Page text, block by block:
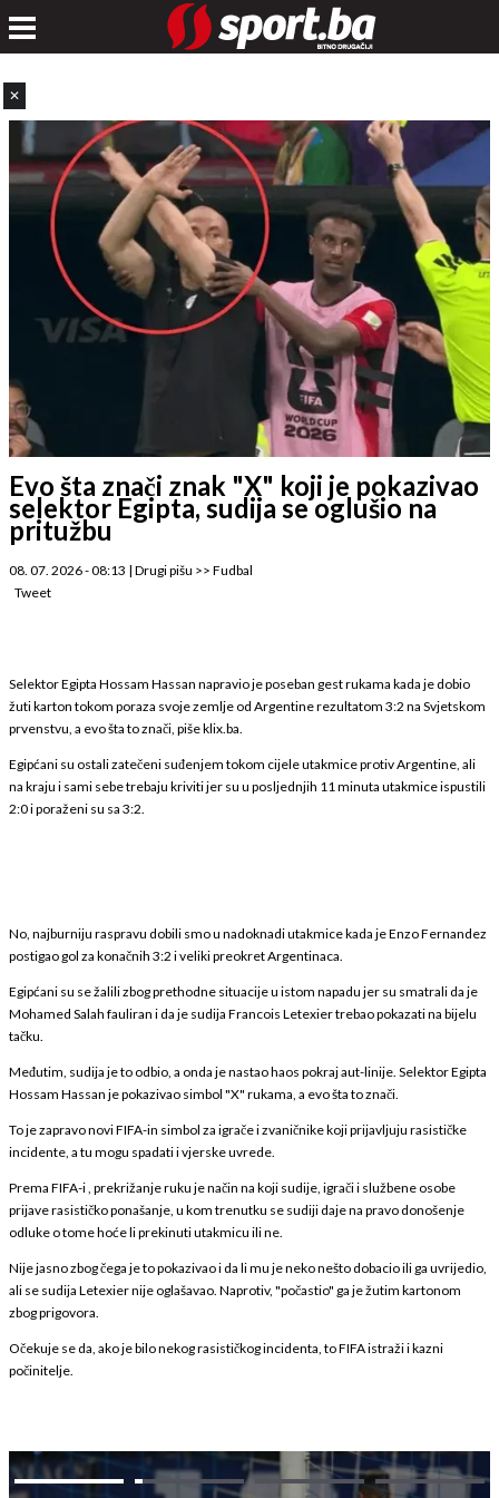
✕
Evo šta znači znak "X" koji je pokazivao
selektor Egipta, sudija se oglušio na
pritužbu
08. 07. 2026 - 08:13 | Drugi pišu >> Fudbal
Tweet
Selektor Egipta Hossam Hassan napravio je poseban gest rukama kada je dobio
žuti karton tokom poraza svoje zemlje od Argentine rezultatom 3:2 na Svjetskom
prvenstvu, a evo šta to znači, piše klix.ba.
Egipćani su ostali zatečeni suđenjem tokom cijele utakmice protiv Argentine, ali
na kraju i sami sebe trebaju kriviti jer su u posljednjih 11 minuta utakmice ispustili
2:0 i poraženi su sa 3:2.
No, najburniju raspravu dobili smo u nadoknadi utakmice kada je Enzo Fernandez
postigao gol za konačnih 3:2 i veliki preokret Argentinaca.
Egipćani su se žalili zbog prethodne situacije u istom napadu jer su smatrali da je
Mohamed Salah fauliran i da je sudija Francois Letexier trebao pokazati na bijelu
tačku.
Međutim, sudija je to odbio, a onda je nastao haos pokraj aut-linije. Selektor Egipta
Hossam Hassan je pokazivao simbol "X" rukama, a evo šta to znači.
To je zapravo novi FIFA-in simbol za igrače i zvaničnike koji prijavljuju rasističke
incidente, a tu mogu spadati i vjerske uvrede.
Prema FIFA-i , prekrižanje ruku je način na koji sudije, igrači i službene osobe
prijave rasističko ponašanje, u kom trenutku se sudiji daje na pravo donošenje
odluke o tome hoće li prekinuti utakmicu ili ne.
Nije jasno zbog čega je to pokazivao i da li mu je neko nešto dobacio ili ga uvrijedio,
ali se sudija Letexier nije oglašavao. Naprotiv, "počastio" ga je žutim kartonom
zbog prigovora.
Očekuje se da, ako je bilo nekog rasističkog incidenta, to FIFA istraži i kazni
počinitelje.